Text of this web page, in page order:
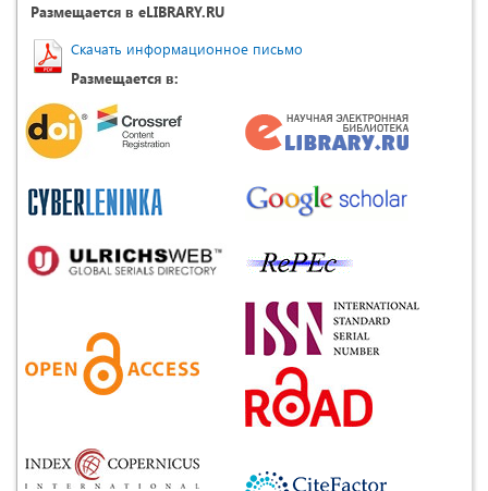
Размещается в eLIBRARY.RU
Скачать информационное письмо
Размещается в: